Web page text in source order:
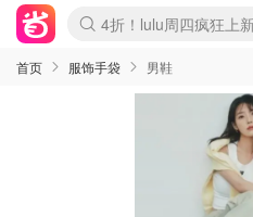
Boticinal 夏促开抢！
4折！lulu周四疯狂上
还没结束！
Joybuy变相75折 随时
速领！Stanley独家85折
疑似霸哥！Camper额
Zalando 奥莱闪促！每
Moncler反季囤！5折起
Coach Brooklyn仅€192
首页 服饰手袋 男鞋